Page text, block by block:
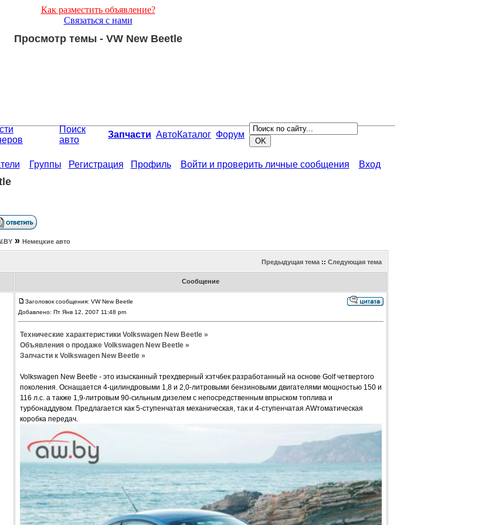
Как разместить объявление?
Связаться с нами
Просмотр темы - VW New Beetle
Поиск
авто
Запчасти АвтоКаталог Форум
Группы Регистрация Профиль Войти и проверить личные сообщения Вход
» Немецкие авто
Предыдущая тема:: Следующая тема
Сообщение
Заголовок сообщения: VW New Beetle
Добавлено: Пт Янв 12, 2007 11:48 pm
Технические характеристики Volkswagen New Beetle »
Объявления о продаже Volkswagen New Beetle »
Запчасти к Volkswagen New Beetle »
Volkswagen New Beetle - это изысканный трехдверный хэтчбек разработанный на основе Golf четвертого
поколения. Оснащается 4-цилиндровыми 1,8 и 2,0-литровыми бензиновыми двигателями мощностью 150 и
116 л.с. а также 1,9-литровым 90-сильным дизелем с непосредственным впрыском топлива и
турбонаддувом. Предлагается как 5-ступенчатая механическая, так и 4-ступенчатая AWтоматическая
коробка передач.